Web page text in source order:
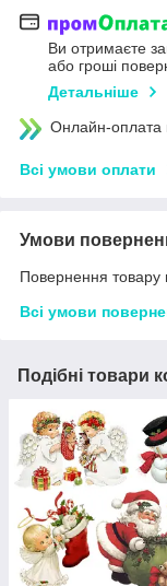
Ви отримаєте
або гроші
Детальніше
Онлайн-оплата
Всі умови оплати
Умови
Повернення товару
Всі умови
Подібні товари